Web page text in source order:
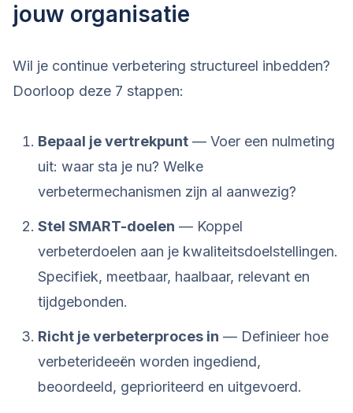
jouw organisatie
Wil je continue verbetering structureel inbedden?
Doorloop deze 7 stappen:
Bepaal je vertrekpunt — Voer een nulmeting
uit: waar sta je nu? Welke
verbetermechanismen zijn al aanwezig?
Stel SMART-doelen — Koppel
verbeterdoelen aan je kwaliteitsdoelstellingen.
Specifiek, meetbaar, haalbaar, relevant en
tijdgebonden.
Richt je verbeterproces in — Definieer hoe
verbeterideeën worden ingediend,
beoordeeld, geprioriteerd en uitgevoerd.